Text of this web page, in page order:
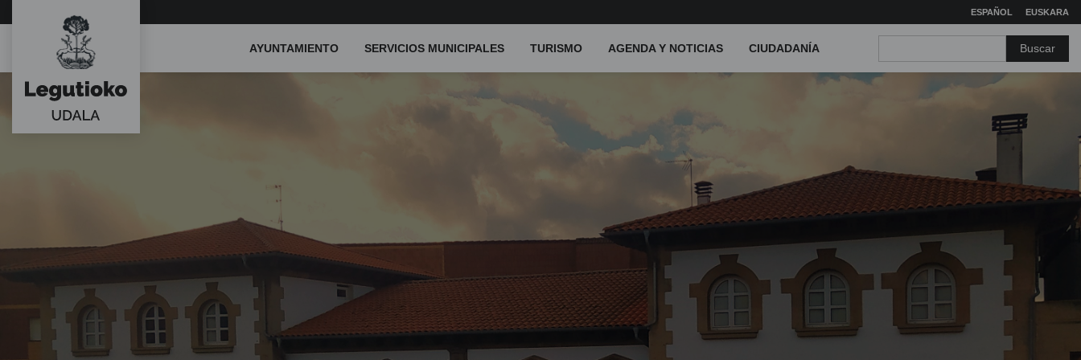
ESPAÑOL EUSKARA
Menu
AYUNTAMIENTO SERVICIOS MUNICIPALES TURISMO AGENDA Y NOTICIAS CIUDADANÍA